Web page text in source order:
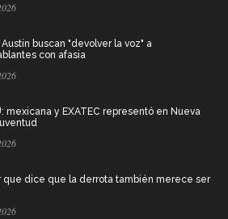
buscan "devolver la voz" a
con afasia
mexicana y EXATEC representó en Nueva
que dice que la derrota también merece ser